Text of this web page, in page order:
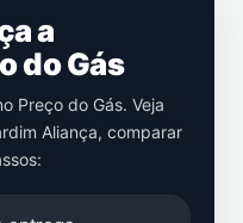
a
do Gás
Preço do Gás. Veja
Aliança, comparar